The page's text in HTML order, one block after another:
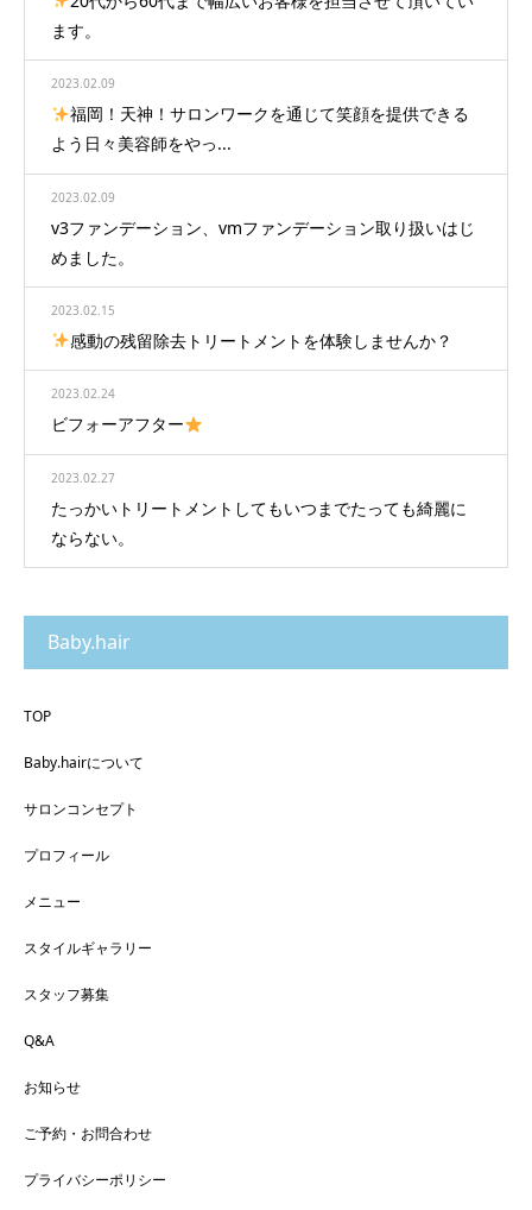
ます。
2023.02.09
福岡！天神！サロンワークを通じて笑顔を提供できる
よう日々美容師をやっ...
2023.02.09
v3ファンデーション、vmファンデーション取り扱いはじ
めました。
2023.02.15
感動の残留除去トリートメントを体験しませんか？
2023.02.24
ビフォーアフター
2023.02.27
たっかいトリートメントしてもいつまでたっても綺麗に
ならない。
Baby.hair
TOP
Baby.hairについて
サロンコンセプト
プロフィール
メニュー
スタイルギャラリー
スタッフ募集
Q&A
お知らせ
ご予約・お問合わせ
プライバシーポリシー